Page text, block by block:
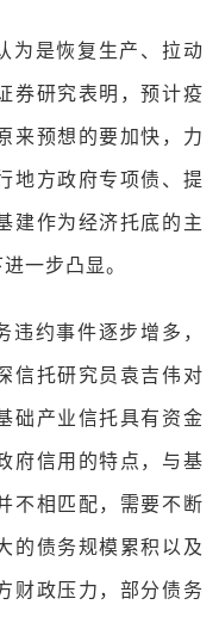
为是恢复生产、拉动
券研究表明，预计疫
来预想的要加快，力
地方政府专项债、提
建作为经济托底的主
一步凸显。
违约事件逐步增多，
信托研究员袁吉伟对
础产业信托具有资金
府信用的特点，与基
不相匹配，需要不断
的债务规模累积以及
财政压力，部分债务